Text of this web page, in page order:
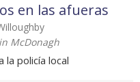
en las afueras
McDonagh
la policía local